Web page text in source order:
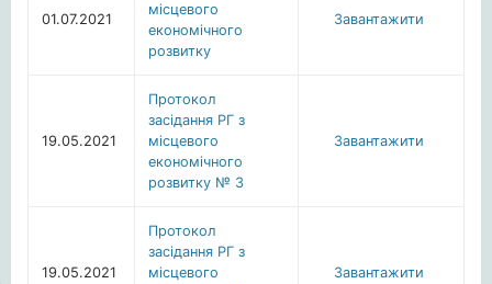
01.07.2021
місцевого
економічного
розвитку
Завантажити
19.05.2021
Протокол
засідання РГ з
місцевого
економічного
розвитку № 3
Завантажити
19.05.2021
Протокол
засідання РГ з
місцевого
Завантажити